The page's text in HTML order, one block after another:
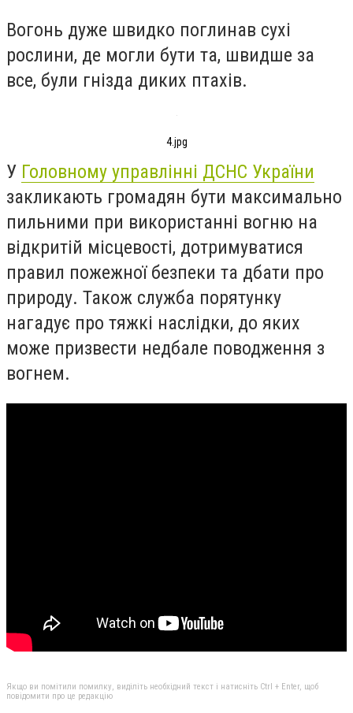
Вогонь дуже швидко поглинав сухі
рослини, де могли бути та, швидше за
все, були гнізда диких птахів.
4.jpg
У Головному управлінні ДСНС України
закликають громадян бути максимально
пильними при використанні вогню на
відкритій місцевості, дотримуватися
правил пожежної безпеки та дбати про
природу. Також служба порятунку
нагадує про тяжкі наслідки, до яких
може призвести недбале поводження з
вогнем.
Якщо ви помітили помилку, виділіть необхідний текст і натисніть Ctrl + Enter, щоб
повідомити про це редакцію